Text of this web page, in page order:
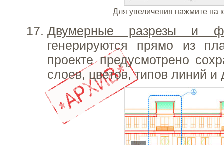
Для увеличения нажмите на
Двумерные разрезы и
генерируются прямо из
проекте предусмотрено
слоев, цветов, типов линий и